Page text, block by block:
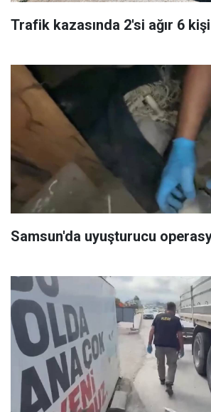
Trafik kazasında 2'si ağır 6
Samsun'da uyuşturucu